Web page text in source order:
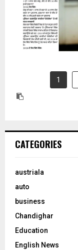
1
CATEGORIES
austriala
auto
business
Chandighar
Education
English News